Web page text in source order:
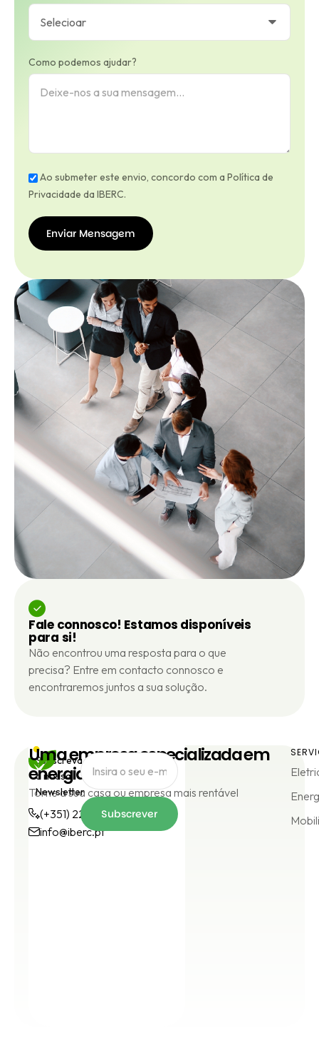
Como podemos ajudar?
Ao submeter este envio, concordo com a Política de
Privacidade da IBERC.
Enviar Mensagem
Fale connosco! Estamos disponíveis
para si!
Não encontrou uma resposta para o que
precisa? Entre em contacto connosco e
encontraremos juntos a sua solução.
Subscreva
a nossa
Newsletter
Subscrever
Subscrever
Uma empresa especializada em
energia verde
Torne a sua casa ou empresa mais rentável
(+351) 224 925 257
info@iberc.pt